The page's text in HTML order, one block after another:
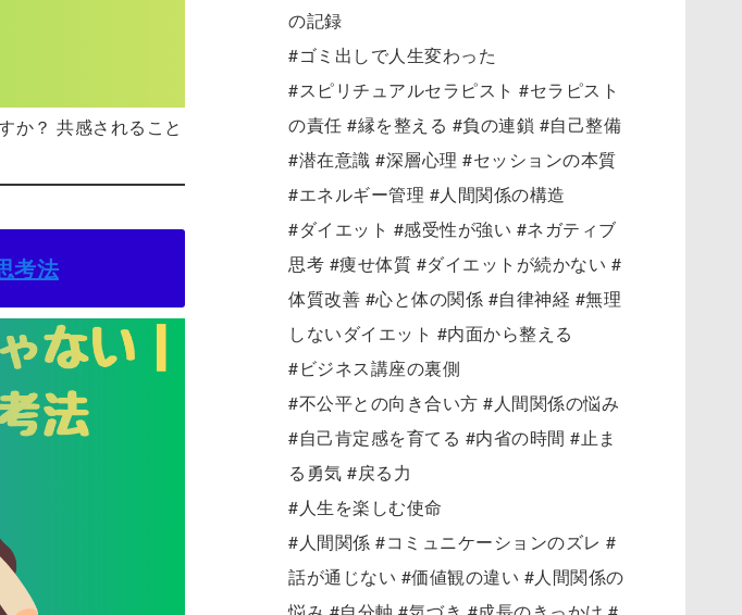
か？ 共感されること
考法
の記録
#ゴミ出しで人生変わった
#スピリチュアルセラピスト #セラピスト
の責任 #縁を整える #負の連鎖 #自己整備
#潜在意識 #深層心理 #セッションの本質
#エネルギー管理 #人間関係の構造
#ダイエット #感受性が強い #ネガティブ
思考 #痩せ体質 #ダイエットが続かない #
体質改善 #心と体の関係 #自律神経 #無理
しないダイエット #内面から整える
#ビジネス講座の裏側
#不公平との向き合い方 #人間関係の悩み
#自己肯定感を育てる #内省の時間 #止ま
る勇気 #戻る力
#人生を楽しむ使命
#人間関係 #コミュニケーションのズレ #
話が通じない #価値観の違い #人間関係の